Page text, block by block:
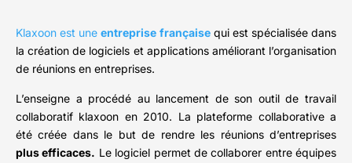
Klaxoon est uneentreprise françaisequi est spécialisée dans
la création de logiciels et applications améliorant l’organisation
de réunions en entreprises.
L’enseigne a procédé au lancement de son outil de travail
collaboratif klaxoon en 2010. La plateforme collaborative a
été créée dans le but de rendre les réunions d’entreprises
plus efficaces. Le logiciel permet de collaborer entre équipes